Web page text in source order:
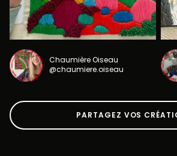
Chaumière Oiseau
@chaumiere.oiseau
PARTAGEZ VOS